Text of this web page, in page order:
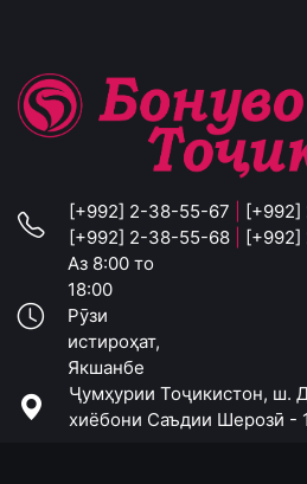
[+992] 2-38-55-67
[+992] 2-38-55-68
Аз 8:00 то
18:00
Рӯзи
истироҳат,
Якшанбе
Ҷумҳурии Тоҷикистон, ш.
хиёбони Саъдии Шерозӣ -